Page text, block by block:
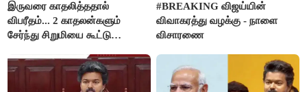
இருவரை காதலித்ததால்
விபரீதம்... 2 காதலன்களும்
சேர்ந்து சிறுமியை கூட்டு
செய்த கொடூரம்
#BREAKING விஜய்யின்
விவாகரத்து வழக்கு - நாளை
விசாரணை